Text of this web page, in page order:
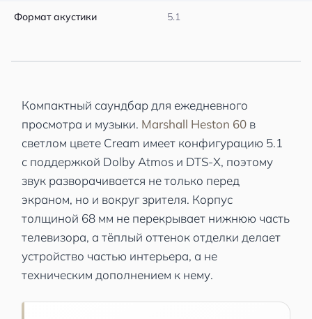
Формат акустики 5.1
Компактный саундбар для ежедневного
просмотра и музыки. Marshall Heston 60 в
светлом цвете Cream имеет конфигурацию 5.1
с поддержкой Dolby Atmos и DTS-X, поэтому
звук разворачивается не только перед
экраном, но и вокруг зрителя. Корпус
толщиной 68 мм не перекрывает нижнюю часть
телевизора, а тёплый оттенок отделки делает
устройство частью интерьера, а не
техническим дополнением к нему.